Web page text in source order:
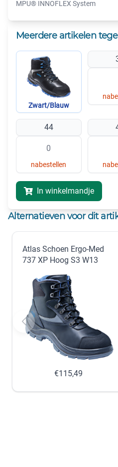
MPU® INNOFLEX System
Meerdere artikelen
Zwart/Blauw
44
nabestellen
In winkelmandje
Alternatieven voor dit
Atlas Schoen Ergo-Med
737 XP Hoog S3 W13
€115,49